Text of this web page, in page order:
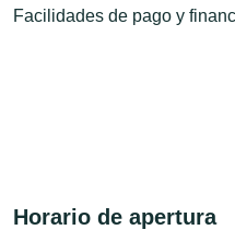
Facilidades de pago y
Horario de apertura